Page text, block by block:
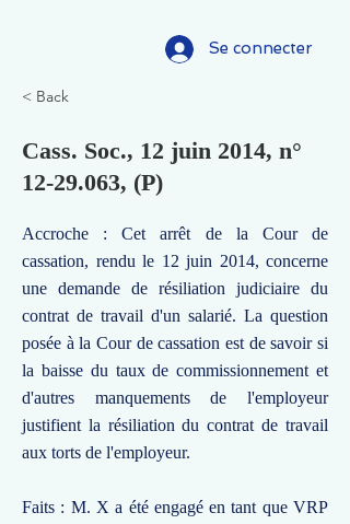
Se connecter
< Back
Cass. Soc., 12 juin 2014, n°
12-29.063, (P)
Accroche : Cet arrêt de la Cour de
cassation, rendu le 12 juin 2014, concerne
une demande de résiliation judiciaire du
contrat de travail d'un salarié. La question
posée à la Cour de cassation est de savoir si
la baisse du taux de commissionnement et
d'autres manquements de l'employeur
justifient la résiliation du contrat de travail
aux torts de l'employeur.
Faits : M. X a été engagé en tant que VRP